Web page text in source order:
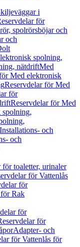
i
för
spolrörsböjar och
och
spolning,
nätdriftMed
Med elektronisk
Reservdelar för Med
för
Reservdelar för Med
spolning,
Installations- och
och
toaletter, urinaler
för Vattenlås
för
Rak
för
för
Adapter- och
för Vattenlås för